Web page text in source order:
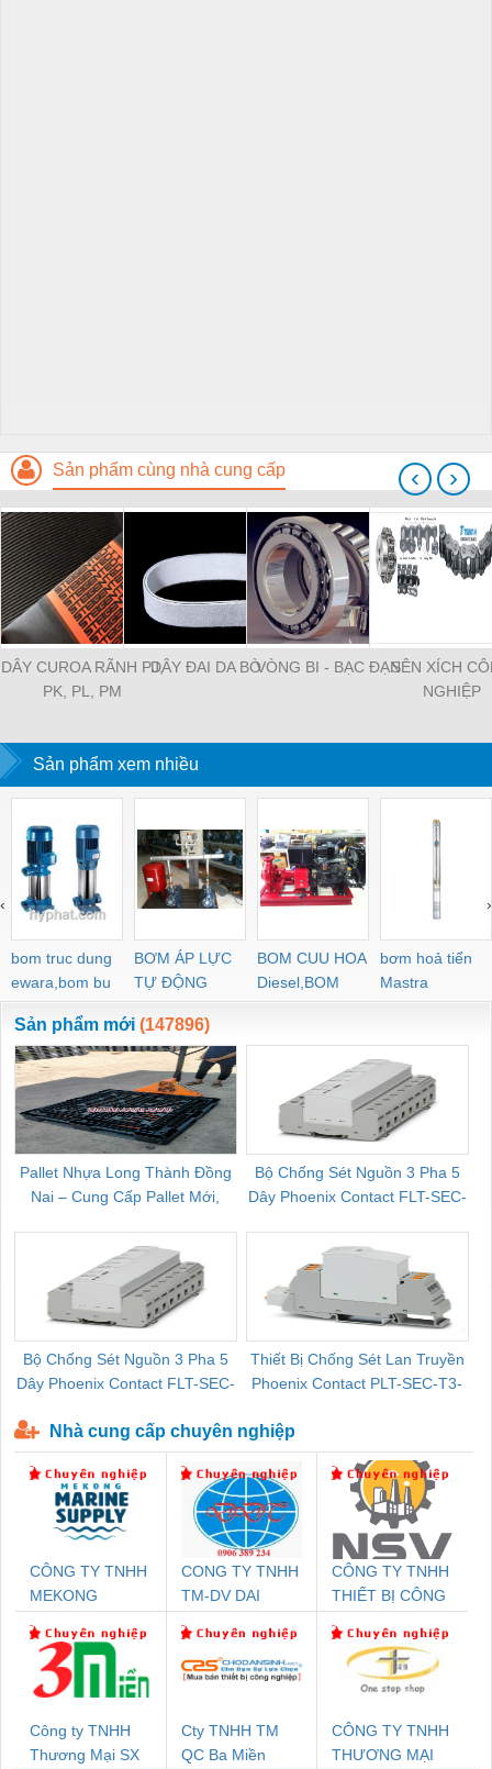
Sản phẩm cùng nhà cung cấp
DÂY CUROA RÃNH PJ,
PK, PL, PM
DÂY ĐAI DA BÒVÒNG BI - BẠC ĐẠNSÊN XÍCH
NGHIỆP
‹ ›
Sản phẩm xem nhiều
bom truc dung
ewara,bom bu
ewara
BƠM ÁP LỰC
TỰ ĐỘNG
BOM CUU HOA
Diesel,BOM
CHUA CHAY
bơm hoả tiển
Mastra
‹ ›
Sản phẩm mới (147896)
Pallet Nhựa Long Thành Đồng
Nai – Cung Cấp Pallet Mới,
Bộ Chống Sét Nguồn 3 Pha 5
Dây Phoenix Contact FLT-SEC-
Bộ Chống Sét Nguồn 3 Pha 5
Dây Phoenix Contact FLT-SEC-
Thiết Bị Chống Sét Lan Truyền
Phoenix Contact PLT-SEC-T3-
Nhà cung cấp chuyên nghiệp
CÔNG TY TNHH
MEKONG
CONG TY TNHH
TM-DV DAI
CÔNG TY TNHH
THIẾT BỊ CÔNG
SETSUBI VIỆT
NAM
Công ty TNHH
Thương Mại SX
Cty TNHH TM
QC Ba Miền
CÔNG TY TNHH
THƯƠNG MẠI